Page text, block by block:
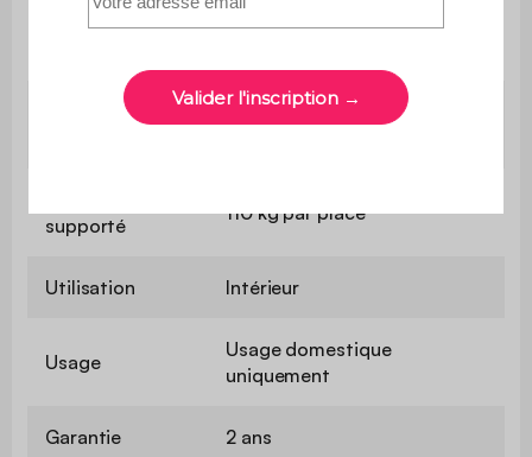
Longueur du
178 cm
Largeur du
132 cm
supporté
110 kg par place
Utilisation Intérieur
Usage
Usage domestique
uniquement
Garantie 2 ans